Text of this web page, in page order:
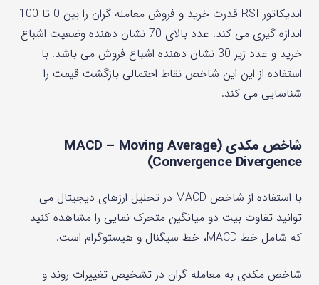
اندیکاتور RSI قدرت خرید و فروش معامله گران را بین 0 تا 100
اندازه گیری می کند. عدد بالای 70 نشان دهنده وضعیت اشباع
خرید و عدد زیر 30 نشان دهنده اشباع فروش می باشد. با
استفاده از این این شاخص نقاط احتمالی بازگشت قیمت را
شناسایی می کند.
شاخص مکدی (MACD – Moving Average
Convergence Divergence)
با استفاده از شاخص MACD در تحلیل ارزهای دیجیتال می
توانید تفاوت بیت دو میانگین متحرک نمایی را مشاهده کنید
که شامل خط MACD، خط سیگنال و هیستوگرام است.
شاخص مکدی به معامله گران در تشخیص تغییرات روند و